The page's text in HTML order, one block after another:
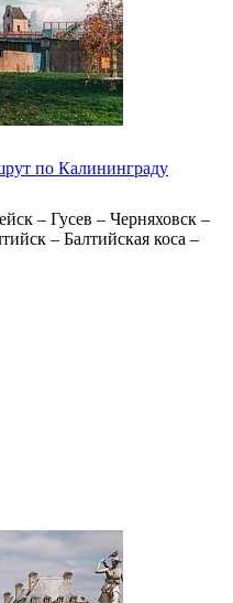
по Калининграду
– Гусев – Черняховск –
– Балтийская коса –